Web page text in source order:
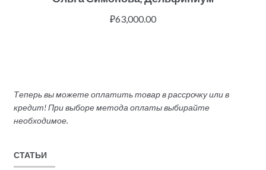
₽63,000.00
Теперь вы можете оплатить товар в рассрочку или в
кредит! При выборе метода оплаты выбирайте
необходимое.
СТАТЬИ